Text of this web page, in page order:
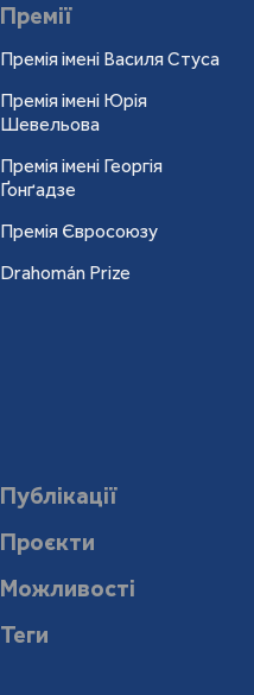
Премії
Премія імені Василя Стуса
Премія імені Юрія
Шевельова
Премія імені Георгія
Ґонґадзе
Премія Євросоюзу
Drahomán Prize
Публікації
Проєкти
Можливості
Теги